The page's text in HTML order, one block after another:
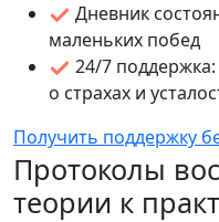
Дневник
маленьких побед
24/7
о страхах и
Получить поддержку
Протоколы
теории к